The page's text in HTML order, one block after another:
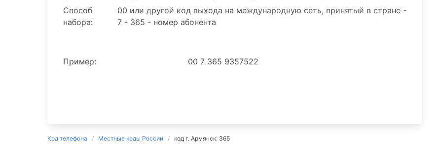
Способ
набора:
00 или другой код выхода на международную сеть, принятый в стране -
7 - 365 - номер абонента
Пример: 00 7 365 9357522
Код телефона Местные коды России код г. Армянск: 365